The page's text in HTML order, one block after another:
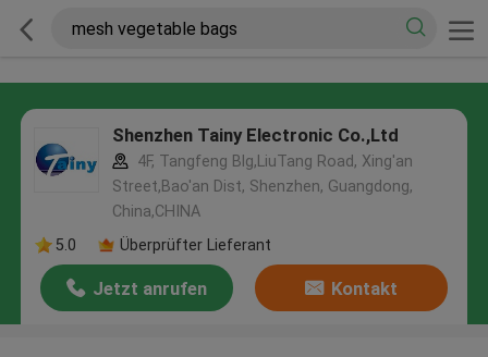
Shenzhen Tainy Electronic Co.,Ltd
4F, Tangfeng Blg,LiuTang Road, Xing'an
Street,Bao'an Dist, Shenzhen, Guangdong,
China,CHINA
5.0
Überprüfter Lieferant
Jetzt anrufen Kontakt